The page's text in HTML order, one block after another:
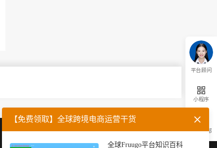
平台顾问
小程序
返回顶部
企业微信 官方公众号
【免费领取】全球跨境电商运营干货
全球Fruugo平台知识百科